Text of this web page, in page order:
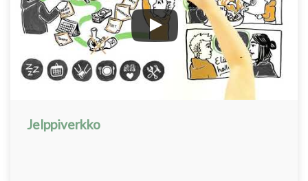
Jelppiverkko